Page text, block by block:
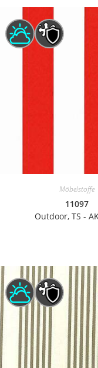
Möbelstoffe
11097
Outdoor, TS -